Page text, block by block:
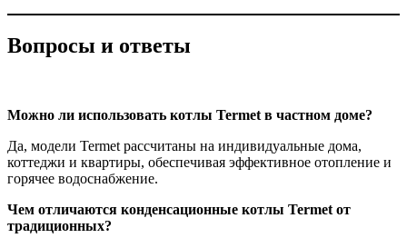
Вопросы и ответы
Можно ли использовать котлы Termet в частном доме?
Да, модели Termet рассчитаны на индивидуальные дома,
коттеджи и квартиры, обеспечивая эффективное отопление и
горячее водоснабжение.
Чем отличаются конденсационные котлы Termet от
традиционных?